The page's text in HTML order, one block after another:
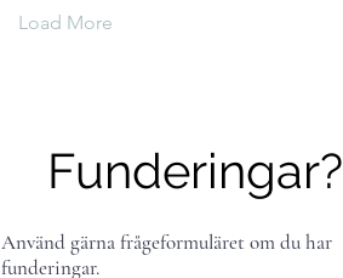
Load More
Funderingar?
Använd gärna frågeformuläret om du har
funderingar.